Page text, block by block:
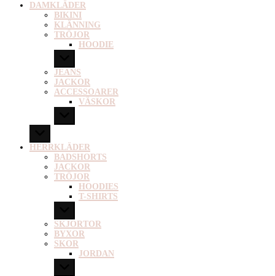
DAMKLÄDER
BIKINI
KLÄNNING
TRÖJOR
HOODIE
JEANS
JACKOR
ACCESSOARER
VÄSKOR
HERRKLÄDER
BADSHORTS
JACKOR
TRÖJOR
HOODIES
T-SHIRTS
SKJORTOR
BYXOR
SKOR
JORDAN